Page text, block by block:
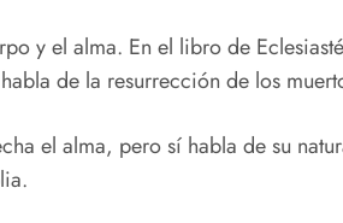
y el alma. En el libro de
de la resurrección de los
el alma, pero sí habla de su